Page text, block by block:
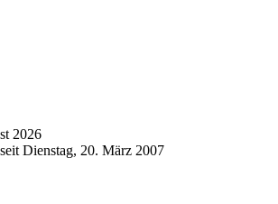
2026
Dienstag, 20. März 2007